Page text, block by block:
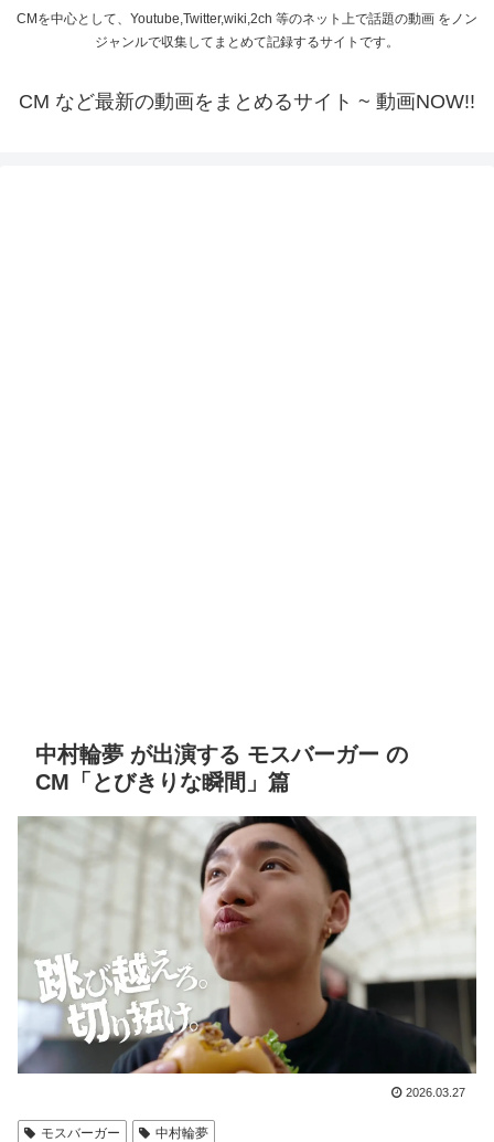
CMを中心として、Youtube,Twitter,wiki,2ch 等のネット上で話題の動画 をノン
ジャンルで収集してまとめて記録するサイトです。
CM など最新の動画をまとめるサイト ~ 動画NOW!!
中村輪夢 が出演する モスバーガー の
CM「とびきりな瞬間」篇
2026.03.27
モスバーガー 中村輪夢